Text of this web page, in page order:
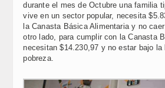
durante el mes de Octubre una familia
vive en un sector popular, necesita
la Canasta Básica Alimentaria y no
otro lado, para cumplir con la Canasta
necesitan $14.230,97 y no estar bajo
pobreza.